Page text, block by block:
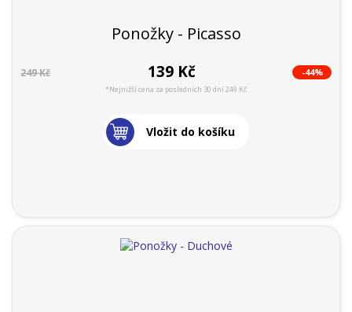
Ponožky - Picasso
249 Kč 139 Kč -44%
*Nejnižší cena za posledních 30 dní 249 Kč
Vložit do košíku